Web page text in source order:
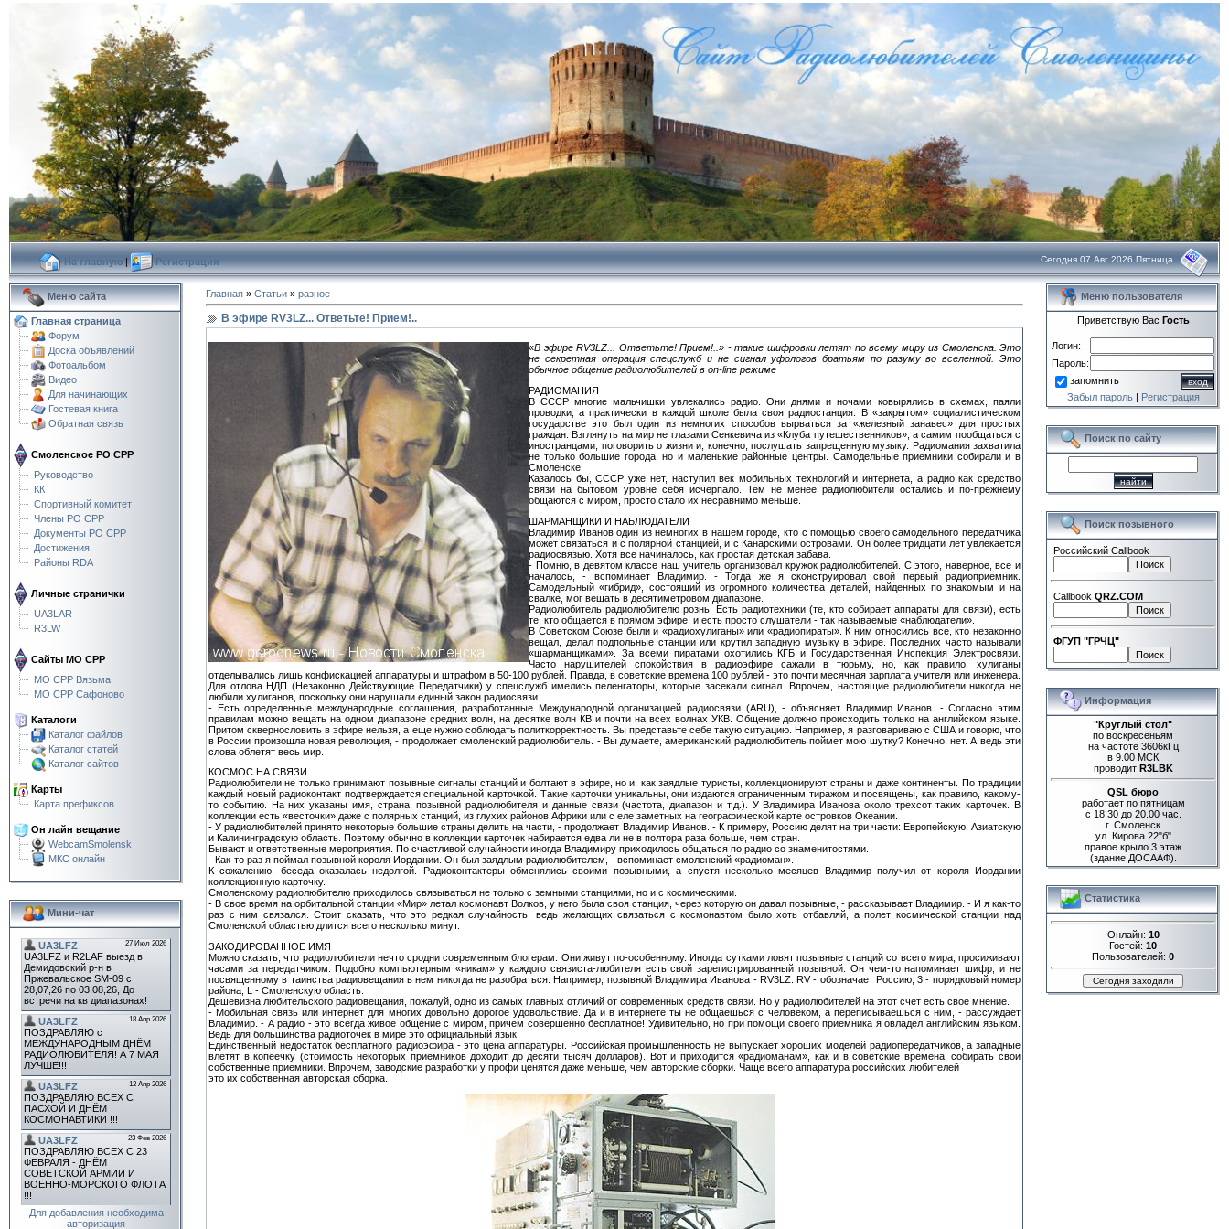
На главную| Регистрация Сегодня 07 Авг 2026 Пятница
Меню сайта
Главная страница
Форум
Доска объявлений
Фотоальбом
Видео
Для начинающих
Гостевая книга
Обратная связь
Смоленское РО СРР
Руководство
КК
Спортивный комитет
Члены РО СРР
Документы РО СРР
Достижения
Районы RDA
Личные странички
UA3LAR
R3LW
Сайты МО СРР
МО СРР Вязьма
МО СРР Сафоново
Каталоги
Каталог файлов
Каталог статей
Каталог сайтов
Карты
Карта префиксов
Он лайн вещание
WebcamSmolensk
МКС онлайн
Мини-чат
Для добавления необходима
авторизация
Главная » Статьи » разное
В эфире RV3LZ... Ответьте! Прием!..
«В эфире RV3LZ... Ответьте! Прием!..» - такие шифровки летят по всему миру из Смоленска. Это
не секретная операция спецслужб и не сигнал уфологов братьям по разуму во вселенной. Это
обычное общение радиолюбителей в on-line режиме
РАДИОМАНИЯ
В СССР многие мальчишки увлекались радио. Они днями и ночами ковырялись в схемах, паяли
проводки, а практически в каждой школе была своя радиостанция. В «закрытом» социалистическом
государстве это был один из немногих способов вырваться за «железный занавес» для простых
граждан. Взглянуть на мир не глазами Сенкевича из «Клуба путешественников», а самим пообщаться с
иностранцами, поговорить о жизни и, конечно, послушать запрещенную музыку. Радиомания захватила
не только большие города, но и маленькие районные центры. Самодельные приемники собирали и в
Смоленске.
Казалось бы, СССР уже нет, наступил век мобильных технологий и интернета, а радио как средство
связи на бытовом уровне себя исчерпало. Тем не менее радиолюбители остались и по-прежнему
общаются с миром, просто стало их несравнимо меньше.
ШАРМАНЩИКИ И НАБЛЮДАТЕЛИ
Владимир Иванов один из немногих в нашем городе, кто с помощью своего самодельного передатчика
может связаться и с полярной станцией, и с Канарскими островами. Он более тридцати лет увлекается
радиосвязью. Хотя все начиналось, как простая детская забава.
- Помню, в девятом классе наш учитель организовал кружок радиолюбителей. С этого, наверное, все и
началось, - вспоминает Владимир. - Тогда же я сконструировал свой первый радиоприемник.
Самодельный «гибрид», состоящий из огромного количества деталей, найденных по знакомым и на
свалке, мог вещать в десятиметровом диапазоне.
Радиолюбитель радиолюбителю рознь. Есть радиотехники (те, кто собирает аппараты для связи), есть
те, кто общается в прямом эфире, и есть просто слушатели - так называемые «наблюдатели».
В Советском Союзе были и «радиохулиганы» или «радиопираты». К ним относились все, кто незаконно
вещал, делал подпольные станции или крутил западную музыку в эфире. Последних часто называли
«шарманщиками». За всеми пиратами охотились КГБ и Государственная Инспекция Электросвязи.
Часто нарушителей спокойствия в радиоэфире сажали в тюрьму, но, как правило, хулиганы
отделывались лишь конфискацией аппаратуры и штрафом в 50-100 рублей. Правда, в советские времена 100 рублей - это почти месячная зарплата учителя или инженера.
Для отлова НДП (Незаконно Действующие Передатчики) у спецслужб имелись пеленгаторы, которые засекали сигнал. Впрочем, настоящие радиолюбители никогда не
любили хулиганов, поскольку они нарушали единый закон радиосвязи.
- Есть определенные международные соглашения, разработанные Международной организацией радиосвязи (ARU), - объясняет Владимир Иванов. - Согласно этим
правилам можно вещать на одном диапазоне средних волн, на десятке волн КВ и почти на всех волнах УКВ. Общение должно происходить только на английском языке.
Притом сквернословить в эфире нельзя, а еще нужно соблюдать политкорректность. Вы представьте себе такую ситуацию. Например, я разговариваю с США и говорю, что
в России произошла новая революция, - продолжает смоленский радиолюбитель. - Вы думаете, американский радиолюбитель поймет мою шутку? Конечно, нет. А ведь эти
слова облетят весь мир.
КОСМОС НА СВЯЗИ
Радиолюбители не только принимают позывные сигналы станций и болтают в эфире, но и, как заядлые туристы, коллекционируют страны и даже континенты. По традиции
каждый новый радиоконтакт подтверждается специальной карточкой. Такие карточки уникальны, они издаются ограниченным тиражом и посвящены, как правило, какому-
то событию. На них указаны имя, страна, позывной радиолюбителя и данные связи (частота, диапазон и т.д.). У Владимира Иванова около трехсот таких карточек. В
коллекции есть «весточки» даже с полярных станций, из глухих районов Африки или с еле заметных на географической карте островков Океании.
- У радиолюбителей принято некоторые большие страны делить на части, - продолжает Владимир Иванов. - К примеру, Россию делят на три части: Европейскую, Азиатскую
и Калининградскую область. Поэтому обычно в коллекции карточек набирается едва ли не в полтора раза больше, чем стран.
Бывают и ответственные мероприятия. По счастливой случайности иногда Владимиру приходилось общаться по радио со знаменитостями.
- Как-то раз я поймал позывной короля Иордании. Он был заядлым радиолюбителем, - вспоминает смоленский «радиоман».
К сожалению, беседа оказалась недолгой. Радиоконтактеры обменялись своими позывными, а спустя несколько месяцев Владимир получил от короля Иордании
коллекционную карточку.
Смоленскому радиолюбителю приходилось связываться не только с земными станциями, но и с космическими.
- В свое время на орбитальной станции «Мир» летал космонавт Волков, у него была своя станция, через которую он давал позывные, - рассказывает Владимир. - И я как-то
раз с ним связался. Стоит сказать, что это редкая случайность, ведь желающих связаться с космонавтом было хоть отбавляй, а полет космической станции над
Смоленской областью длится всего несколько минут.
ЗАКОДИРОВАННОЕ ИМЯ
Можно сказать, что радиолюбители нечто сродни современным блогерам. Они живут по-особенному. Иногда сутками ловят позывные станций со всего мира, просиживают
часами за передатчиком. Подобно компьютерным «никам» у каждого связиста-любителя есть свой зарегистрированный позывной. Он чем-то напоминает шифр, и не
посвященному в таинства радиовещания в нем никогда не разобраться. Например, позывной Владимира Иванова - RV3LZ: RV - обозначает Россию; 3 - порядковый номер
района; L - Смоленскую область.
Дешевизна любительского радиовещания, пожалуй, одно из самых главных отличий от современных средств связи. Но у радиолюбителей на этот счет есть свое мнение.
- Мобильная связь или интернет для многих довольно дорогое удовольствие. Да и в интернете ты не общаешься с человеком, а переписываешься с ним, - рассуждает
Владимир. - А радио - это всегда живое общение с миром, причем совершенно бесплатное! Удивительно, но при помощи своего приемника я овладел английским языком.
Ведь для большинства радиоточек в мире это официальный язык.
Единственный недостаток бесплатного радиоэфира - это цена аппаратуры. Российская промышленность не выпускает хороших моделей радиопередатчиков, а западные
влетят в копеечку (стоимость некоторых приемников доходит до десяти тысяч долларов). Вот и приходится «радиоманам», как и в советские времена, собирать свои
собственные приемники. Впрочем, заводские разработки у профи ценятся даже меньше, чем авторские сборки. Чаще всего аппаратура российских любителей
это их собственная авторская сборка.
Меню пользователя
Приветствую Вас Гость
Логин:
Пароль:
запомнить
Забыл пароль| Регистрация
Поиск по сайту
Поиск позывного
Российский Callbook
Callbook QRZ.COM
ФГУП "ГРЧЦ"
Информация
"Круглый стол"
по воскресеньям
на частоте 3606кГц
в 9.00 МСК
проводит R3LBK
QSL бюро
работает по пятницам
с 18.30 до 20.00 час.
г. Смоленск
ул. Кирова 22"б"
правое крыло 3 этаж
(здание ДОСААФ).
Статистика
Онлайн: 10
Гостей: 10
Пользователей: 0